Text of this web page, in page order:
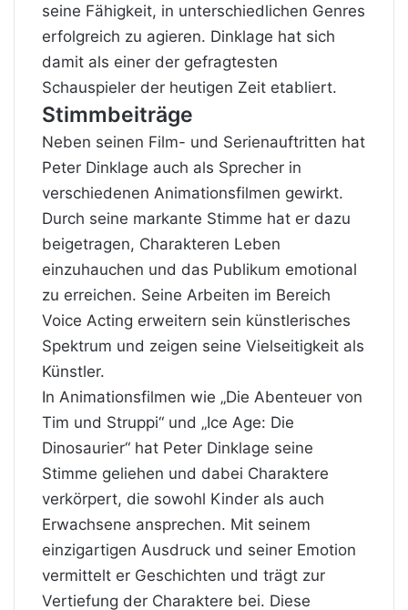
seine Fähigkeit, in unterschiedlichen Genres
erfolgreich zu agieren. Dinklage hat sich
damit als einer der gefragtesten
Schauspieler der heutigen Zeit etabliert.
Stimmbeiträge
Neben seinen Film- und Serienauftritten hat
Peter Dinklage auch als Sprecher in
verschiedenen Animationsfilmen gewirkt.
Durch seine markante Stimme hat er dazu
beigetragen, Charakteren Leben
einzuhauchen und das Publikum emotional
zu erreichen. Seine Arbeiten im Bereich
Voice Acting erweitern sein künstlerisches
Spektrum und zeigen seine Vielseitigkeit als
Künstler.
In Animationsfilmen wie „Die Abenteuer von
Tim und Struppi“ und „Ice Age: Die
Dinosaurier“ hat Peter Dinklage seine
Stimme geliehen und dabei Charaktere
verkörpert, die sowohl Kinder als auch
Erwachsene ansprechen. Mit seinem
einzigartigen Ausdruck und seiner Emotion
vermittelt er Geschichten und trägt zur
Vertiefung der Charaktere bei. Diese